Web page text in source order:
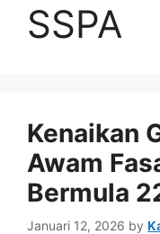
SSPA
Kenaikan
Awam
Bermula
Januari 12, 2026 by